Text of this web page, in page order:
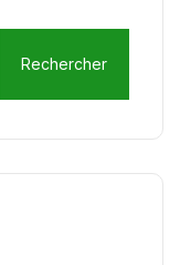
Rechercher